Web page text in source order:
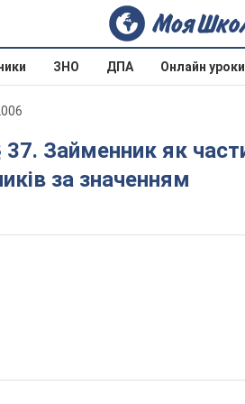
ЗНО ДПА Онлайн уроки
за значенням